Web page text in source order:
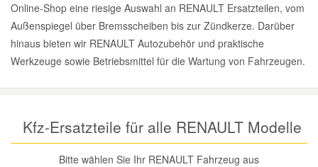
Online-Shop eine riesige Auswahl an RENAULT Ersatzteilen, vom
Außenspiegel über Bremsscheiben bis zur Zündkerze. Darüber
hinaus bieten wir RENAULT Autozubehör und praktische
Werkzeuge sowie Betriebsmittel für die Wartung von Fahrzeugen.
Kfz-Ersatzteile für alle RENAULT Modelle
Bitte wählen Sie Ihr RENAULT Fahrzeug aus
Riementrieb
Prüf- und Messwerkzeuge
Reparatur-Zubehör
Reifen Zubehör
Schlüsselgehäuse
Winter-Autozubehör
Cupra Ersatzteile
Daewoo Ersatzteile
Dodge Ersatzteile